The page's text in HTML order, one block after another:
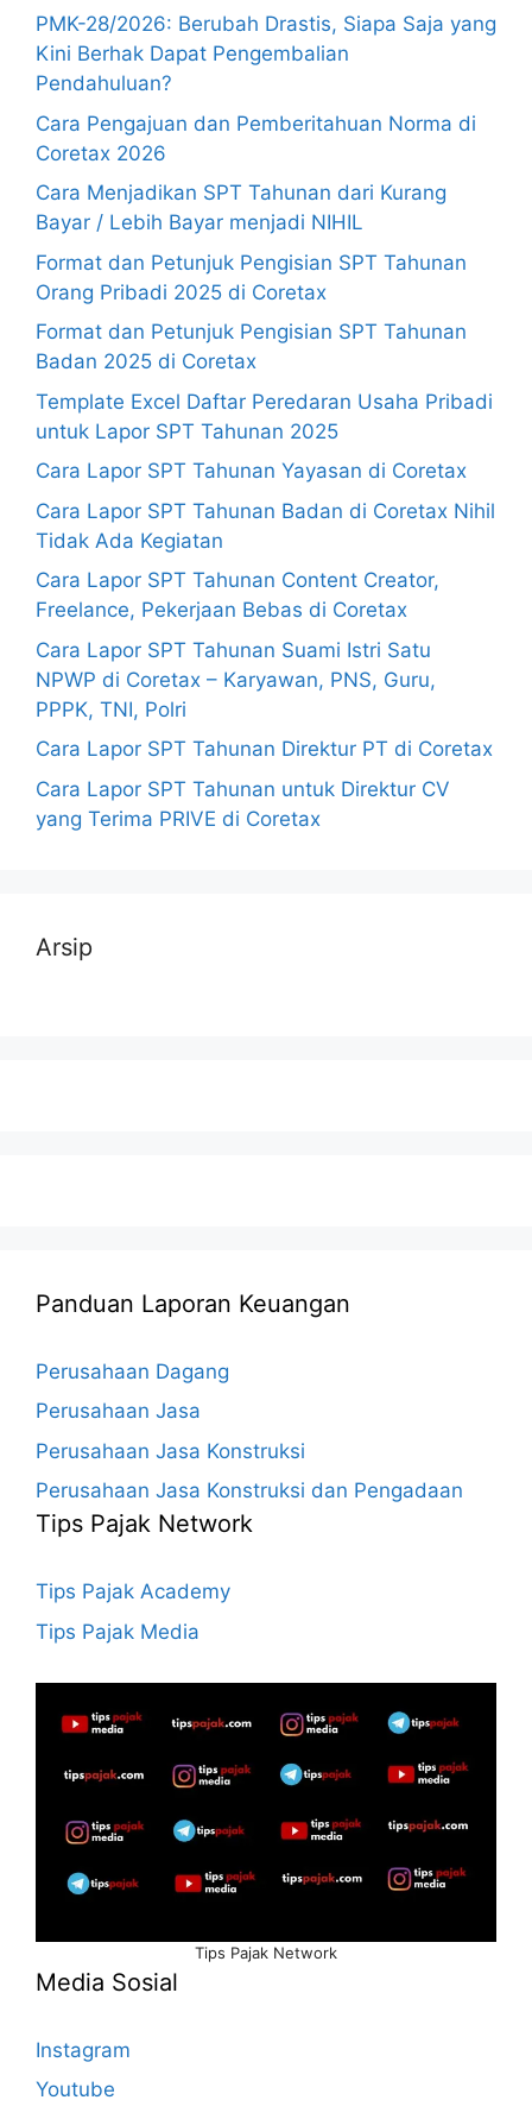
PMK-28/2026: Berubah Drastis, Siapa Saja yang
Kini Berhak Dapat Pengembalian
Pendahuluan?
Cara Pengajuan dan Pemberitahuan Norma di
Coretax 2026
Cara Menjadikan SPT Tahunan dari Kurang
Bayar / Lebih Bayar menjadi NIHIL
Format dan Petunjuk Pengisian SPT Tahunan
Orang Pribadi 2025 di Coretax
Format dan Petunjuk Pengisian SPT Tahunan
Badan 2025 di Coretax
Template Excel Daftar Peredaran Usaha Pribadi
untuk Lapor SPT Tahunan 2025
Cara Lapor SPT Tahunan Yayasan di Coretax
Cara Lapor SPT Tahunan Badan di Coretax Nihil
Tidak Ada Kegiatan
Cara Lapor SPT Tahunan Content Creator,
Freelance, Pekerjaan Bebas di Coretax
Cara Lapor SPT Tahunan Suami Istri Satu
NPWP di Coretax – Karyawan, PNS, Guru,
PPPK, TNI, Polri
Cara Lapor SPT Tahunan Direktur PT di Coretax
Cara Lapor SPT Tahunan untuk Direktur CV
yang Terima PRIVE di Coretax
Arsip
Panduan Laporan Keuangan
Perusahaan Dagang
Perusahaan Jasa
Perusahaan Jasa Konstruksi
Perusahaan Jasa Konstruksi dan Pengadaan
Tips Pajak Network
Tips Pajak Academy
Tips Pajak Media
Tips Pajak Network
Media Sosial
Instagram
Youtube